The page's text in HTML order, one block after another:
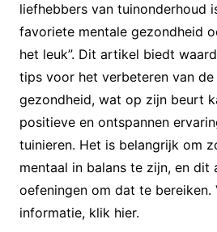
liefhebbers van tuinonderhoud
favoriete mentale gezondheid
het leuk”. Dit artikel biedt
tips voor het verbeteren van de
gezondheid, wat op zijn beurt
positieve en ontspannen
tuinieren. Het is belangrijk om
mentaal in balans te zijn, en
oefeningen om dat te bereiken.
informatie, klik hier.